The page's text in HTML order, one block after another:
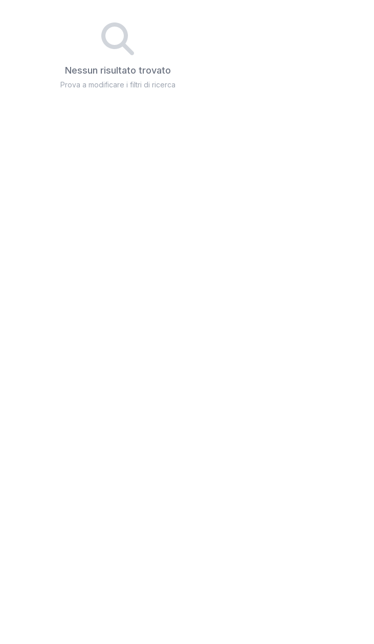
Nessun risultato trovato
Prova a modificare i filtri di ricerca